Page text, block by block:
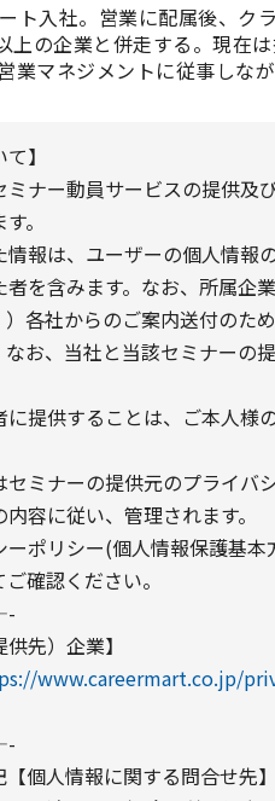
ト入社。営業に配属後、ク
の企業と併走する。現在
業マネジメントに従事しな
】
ミナー動員サービスの提供
。
情報は、ユーザーの個人情報
者を含みます。なお、所属企
各社からのご案内送付のた
お、当社と当該セミナーの
提供することは、ご本人様
セミナーの提供元のプライバ
容に従い、管理されます。
ポリシー(個人情報保護基
確認ください。
先）企業】
www.careermart.co.jp/
【個人情報に関する問合せ先